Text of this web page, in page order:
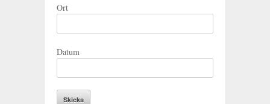
Ort
Datum